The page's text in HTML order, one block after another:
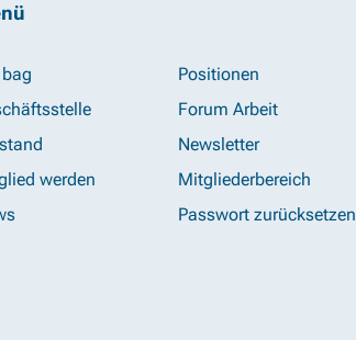
werden
Positionen
Forum Arbeit
Newsletter
Mitgliederbereich
Passwort zurücksetzen